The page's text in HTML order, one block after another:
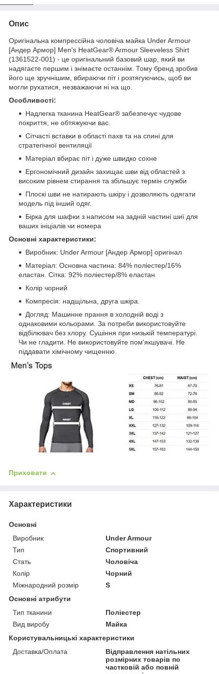
Опис
Оригінальна компрессійна чоловіча майка Under Armour
[Андер Армор] Men's HeatGear® Armour Sleeveless Shirt
(1361522-001) - це оригінальний базовий шар, який ви
надягаєте першим і знімаєте останнім. Тому бренд зробив
його ще зручнішим, вбираючи піт і розтягуючись, щоб ви
могли рухатися, незважаючи ні на що.
Особливості:
Надлегка тканина HeatGear® забезпечує чудове
покриття, не обтяжуючи вас.
Сітчасті вставки в області пахв та на спині для
стратегічної вентиляції
Матеріал вбирає піт і дуже швидко сохне
Ергономічний дизайн захищає шви від областей з
високим рівнем стирання та збільшує термін служби
Плоскі шви не натирають шкіру і дозволяють одягати
модель під інший одяг.
Бірка для шафки з написом на задній частині шиї для
ваших ініціалів чи номера
Основні характеристики:
Виробник: Under Armour [Андер Армор] оригінал
Матеріал: Основна частина: 84% поліестер/16%
еластан. Сітка: 92% поліестер/8% еластан
Колір чорний
Компресія: надщільна, друга шкіра.
Догляд: Машинне прання в холодній воді з
однаковими кольорами. За потреби використовуйте
відбілювач без хлору. Сушіння при низькій температурі.
Чи не гладити. Не використовуйте пом'якшувачі. Не
піддавати хімічному чищенню.
Приховати
Характеристики
Основні
Виробник
Under Armour
Тип
Спортивний
Стать
Чоловіча
Колір
Чорний
Міжнародний розмір
S
Основні атрибути
Тип тканини
Поліестер
Вид виробу
Майка
Користувальницькі характеристики
Доставка/Оплата
Відправлення натільних
розмірних товарів по
частковій або повній